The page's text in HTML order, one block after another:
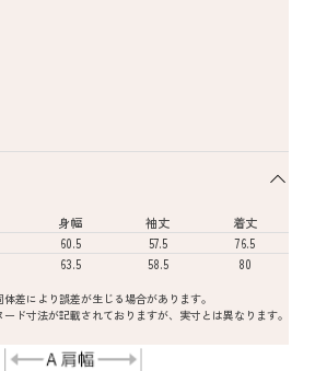
身幅 袖丈
着丈
60.5 57.5
76.5
63.5 58.5 80
差により誤差が生じる場合があります。
ド寸法が記載されておりますが、実寸とは異なります。